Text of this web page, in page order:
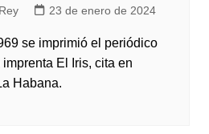
23 de enero de 2024
se imprimió el periódico
El Iris, cita en
Habana.